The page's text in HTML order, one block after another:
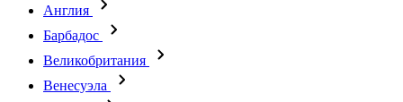
Англия
Барбадос
Великобритания
Венесуэла